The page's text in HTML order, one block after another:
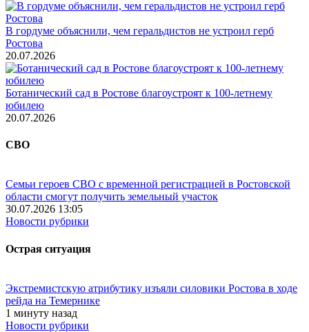
В гордуме объяснили, чем геральдистов не устроил герб
Ростова
20.07.2026
Ботанический сад в Ростове благоустроят к 100-летнему
юбилею
20.07.2026
СВО
Семьи героев СВО с временной регистрацией в Ростовской
области смогут получить земельный участок
30.07.2026 13:05
Новости рубрики
Острая ситуация
Экстремистскую атрибутику изъяли силовики Ростова в ходе
рейда на Темернике
1 минуту назад
Новости рубрики